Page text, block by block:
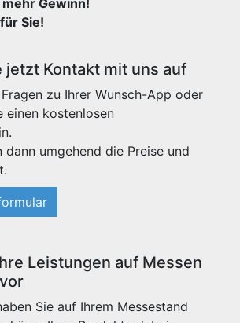
Gewinn!
Sie!
jetzt Kontakt mit uns auf
zu Ihrer Wunsch-App oder
einen kostenlosen
dann umgehend die Preise und
Leistungen auf Messen
Sie auf Ihrem Messestand